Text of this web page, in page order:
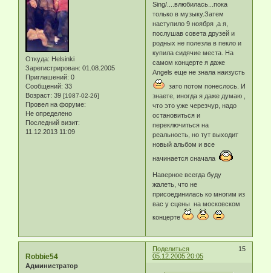
Откуда: Helsinki
Зарегистрирован: 01.08.2005
Приглашений: 0
Сообщений: 33
Возраст: 39 [1987-02-26]
Провел на форуме:
Не определено
Последний визит:
11.12.2013 11:09
Sing/....влюбилась...пока
только в музыку.Затем
наступило 9 ноября ,а я,
послушав совета друзей и
родных не полезла в пекло и
купила сидячие места. На
самом концерте я даже
Angels еще не знала наизусть
зато потом понеслось. И
знаете, иногда я даже думаю ,
что это уже черезчур, надо
остановиться и
переключиться на
реальность, но тут выходит
новый альбом и все
начинается сначала
Наверное всегда буду
жалеть, что не
присоединилась ко многим из
вас у сцены на московском
концерте
Поделиться
15
05.12.2005 20:05
Robbie54
Администратор